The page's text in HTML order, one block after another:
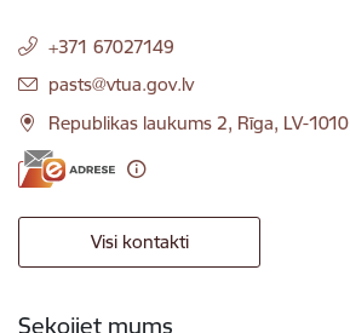
+371 67027149
E-pasts:
pasts@vtua.gov.lv
Republikas laukums 2, Rīga, LV-1010
Visi kontakti
Sekojiet mums